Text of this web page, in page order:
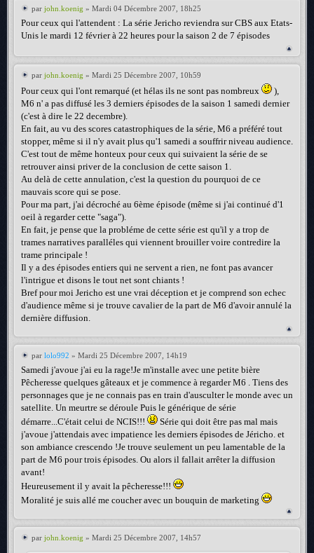
par john.koenig » Mardi 04 Décembre 2007, 18h25
Pour ceux qui l'attendent : La série Jericho reviendra sur CBS aux Etats-
Unis le mardi 12 février à 22 heures pour la saison 2 de 7 épisodes
par john.koenig » Mardi 25 Décembre 2007, 10h59
Pour ceux qui l'ont remarqué (et hélas ils ne sont pas nombreux
),
M6 n' a pas diffusé les 3 derniers épisodes de la saison 1 samedi dernier
(c'est à dire le 22 decembre).
En fait, au vu des scores catastrophiques de la série, M6 a préféré tout
stopper, même si il n'y avait plus qu'1 samedi a souffrir niveau audience.
C'est tout de même honteux pour ceux qui suivaient la série de se
retrouver ainsi priver de la conclusion de cette saison 1.
Au delà de cette annulation, c'est la question du pourquoi de ce
mauvais score qui se pose.
Pour ma part, j'ai décroché au 6ème épisode (même si j'ai continué d'1
oeil à regarder cette "saga").
En fait, je pense que la probléme de cette série est qu'il y a trop de
trames narratives paralléles qui viennent brouiller voire contredire la
trame principale !
Il y a des épisodes entiers qui ne servent a rien, ne font pas avancer
l'intrigue et disons le tout net sont chiants !
Bref pour moi Jericho est une vrai déception et je comprend son echec
d'audience même si je trouve cavalier de la part de M6 d'avoir annulé la
dernière diffusion.
par lolo992 » Mardi 25 Décembre 2007, 14h19
Samedi j'avoue j'ai eu la rage!Je m'installe avec une petite bière
Pêcheresse quelques gâteaux et je commence à regarder M6 . Tiens des
personnages que je ne connais pas en train d'ausculter le monde avec un
satellite. Un meurtre se déroule Puis le générique de série
démarre...C'était celui de NCIS!!!
Série qui doit être pas mal mais
j'avoue j'attendais avec impatience les derniers épisodes de Jéricho. et
son ambiance crescendo !Je trouve seulement un peu lamentable de la
part de M6 pour trois épisodes. Ou alors il fallait arrêter la diffusion
avant!
Heureusement il y avait la pêcheresse!!!
Moralité je suis allé me coucher avec un bouquin de marketing
par john.koenig » Mardi 25 Décembre 2007, 14h57